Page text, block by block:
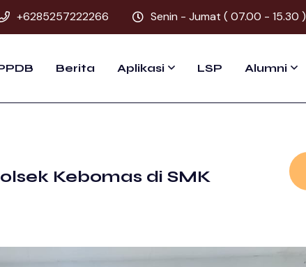
+6285257222266 Senin - Jumat ( 07.00 - 15.30 )
Berita Aplikasi LSP Alumni
Kebomas di SMK